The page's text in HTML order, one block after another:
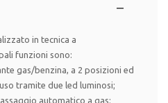
in tecnica a
funzioni sono:
gas/benzina, a 2 posizioni ed
tramite due led luminosi;
automatico a gas;